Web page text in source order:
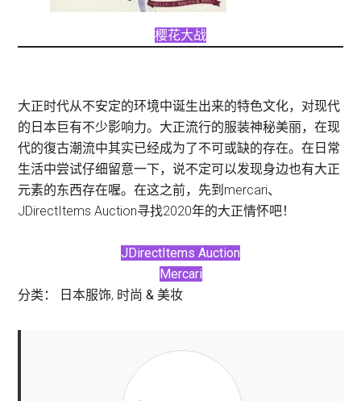
樱花大战
大正时代从不安定的环境中诞生出来的特色文化，对现代
的日本巨有不少影响力。大正流行的服装神秘美丽，在现
代的復古潮流中其实已经成为了不可或缺的存在。在日常
生活中尝试仔细留意一下，说不定可以发现身边也有大正
元素的东西存在喔。在这之前，先到mercari、
JDirectItems Auction寻找2020年的大正情怀吧！
JDirectItems Auction
Mercari
分类：
日本服饰, 时尚 & 美妆